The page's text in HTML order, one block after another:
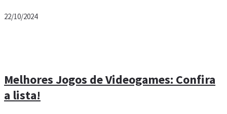
22/10/2024
Melhores Jogos de Videogames: Confira
a lista!